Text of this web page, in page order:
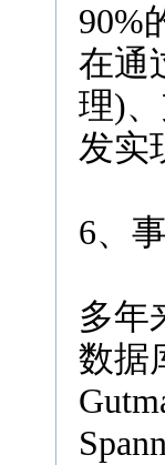
90%
在通
理)
发实
6、
多年
数据